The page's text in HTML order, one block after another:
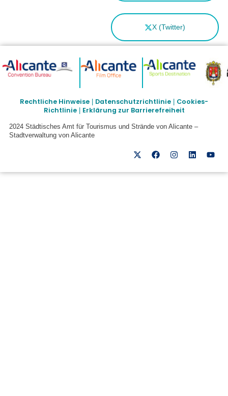
X (Twitter)
Rechtliche Hinweise Datenschutzrichtlinie
Cookies-
Richtlinie| Erklärung zur Barrierefreiheit
2024 Städtisches Amt für Tourismus und Strände von Alicante –
Stadtverwaltung von Alicante